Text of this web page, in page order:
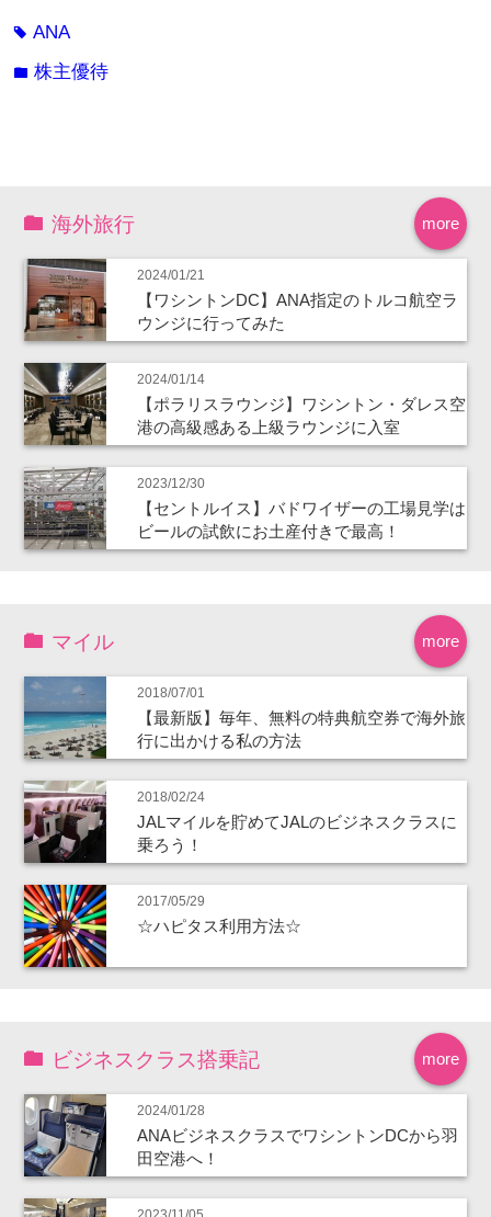
tagANA
folder株主優待
more
海外旅行
2024/01/21
【ワシントンDC】ANA指定のトルコ航空ラ
ウンジに行ってみた
2024/01/14
【ポラリスラウンジ】ワシントン・ダレス空
港の高級感ある上級ラウンジに入室
2023/12/30
【セントルイス】バドワイザーの工場見学は
ビールの試飲にお土産付きで最高！
more
マイル
2018/07/01
【最新版】毎年、無料の特典航空券で海外旅
行に出かける私の方法
2018/02/24
JALマイルを貯めてJALのビジネスクラスに
乗ろう！
2017/05/29
☆ハピタス利用方法☆
more
ビジネスクラス搭乗記
2024/01/28
ANAビジネスクラスでワシントンDCから羽
田空港へ！